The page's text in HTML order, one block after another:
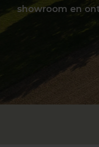
showroom en